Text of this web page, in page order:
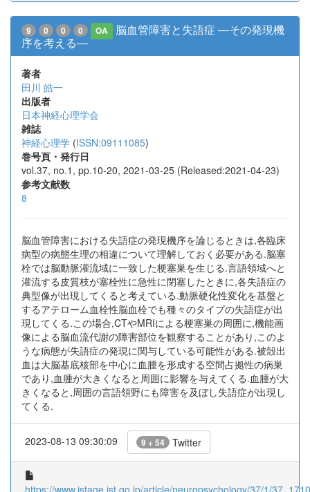
9 0 0 0 OA
脳血管障害と失語症 ―その発現機
序を考える―
著者
田川 皓一
出版者
日本神経心理学会
雑誌
神経心理学 (ISSN:09111085)
巻号頁・発行日
vol.37, no.1, pp.10-20, 2021-03-25 (Released:2021-04-23)
参考文献数
8
脳血管障害における失語症の発現機序を論じるときは,各臨床
病型の病態生理の相違について理解しておく必要がある.脳塞
栓では脳動脈灌流域に一致した梗塞巣を生じる.言語領域へと
灌流する皮質枝が塞栓性に急性に閉塞したときに,各失語症の
典型像が出現してくると考えている.動脈硬化性変化を基盤と
するアテローム血栓性脳血栓でも種々のタイプの失語症が出
現してくる.この場合,CTやMRIによる梗塞巣の周囲に,機能画
像による脳血流代謝の障害部位を観察することがあり,このよ
うな病態が失語症の発現に関与している可能性がある.被殻出
血は大脳基底核部を中心に血腫を形成する空間占拠性の病巣
であり,血腫が大きくなると周囲に影響を与えてくる.血腫が大
きくなると,周囲の言語領野にも障害を及ぼし失語症が出現し
てくる.
2023-08-13 09:30:09 9 + 54 Twitter
https://www.jstage.jst.go.jp/article/neuropsychology/37/1/